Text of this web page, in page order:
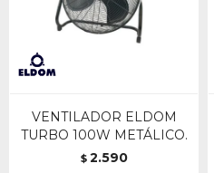
VENTILADOR ELDOM
TURBO 100W METÁLICO.
$ 2.590